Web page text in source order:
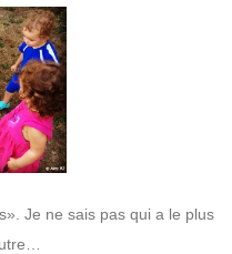
Je ne sais pas qui a le plus